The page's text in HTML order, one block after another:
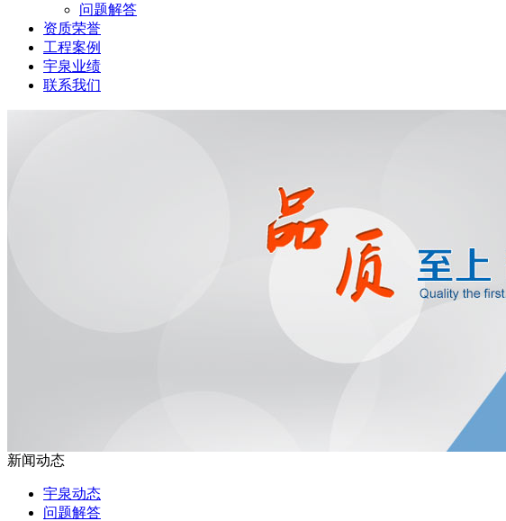
问题解答
资质荣誉
工程案例
宇泉业绩
联系我们
新闻动态
宇泉动态
问题解答